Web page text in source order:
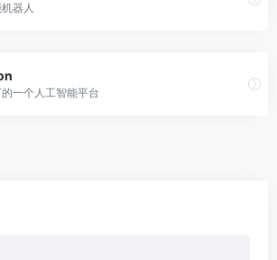
器人
一个人工智能平台